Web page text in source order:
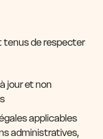
tenus de respecter
jour et non
applicables
administratives,